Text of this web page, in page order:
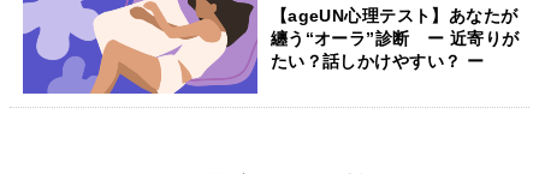
【ageUN心理テスト】あなたが
纏う“オーラ”診断 ー 近寄りが
たい？話しかけやすい？ ー